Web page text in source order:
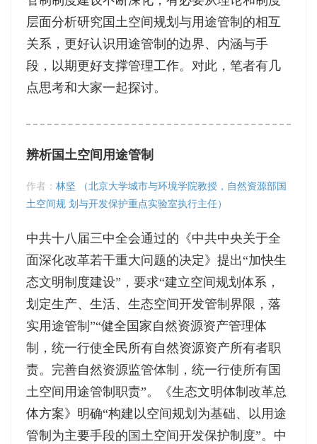
层面分析研究国土空间规划与用途管制的相互
关系，更好认识用途管制的边界、内涵与手
段，以期更好支撑管理工作。对此，笔者有几
点思考和大家一起探讨。
辨析国土空间用途管制
作者： 林坚 （北京大学城市与环境学院教授，自然资源部国
土空间规 划与开发保护重点实验室执行主任）
中共十八届三中全会通过的《中共中央关于全
面深化改革若干重大问题的决定》提出“加快生
态文明制度建设”，要求“建立空间规划体系，
划定生产、生活、生态空间开发管制界限，落
实用途管制”“健全国家自然资源资产管理体
制，统一行使全民所有自然资源资产所有者职
责。完善自然资源监管体制，统一行使所有国
土空间用途管制职责”。《生态文明体制改革总
体方案》明确“构建以空间规划为基础、以用途
管制为主要手段的国土空间开发保护制度”。中